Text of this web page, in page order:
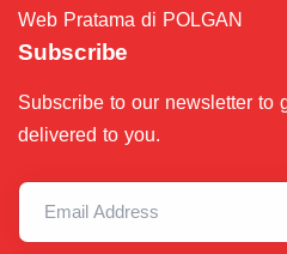
Web Pratama di POLGAN
Subscribe
Subscribe to our newsletter to
delivered to you.
Email Address